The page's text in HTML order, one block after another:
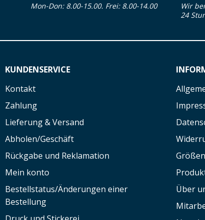
Mon-Don: 8.00-15.00. Frei: 8.00-14.00
Wir
24
KUNDENSERVICE
Kontakt
Zahlung
Lieferung & Versand
Abholen/Geschäft
Rückgabe und Reklamation
Mein konto
Bestellstatus/Änderungen einer
Bestellung
Über